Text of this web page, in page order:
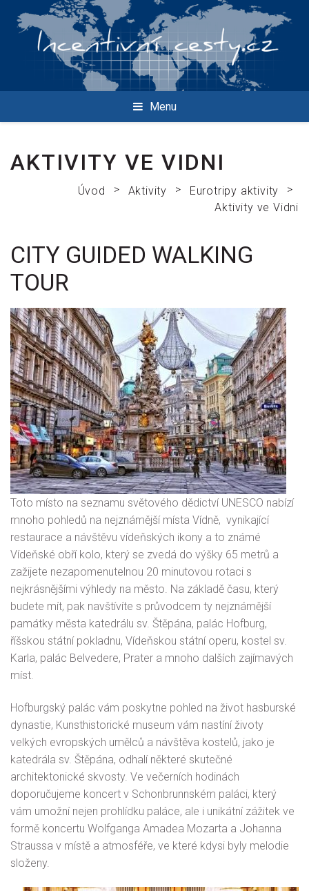
Menu
AKTIVITY VE VIDNI
Úvod > Aktivity > Eurotripy aktivity
>
Aktivity ve Vidni
CITY GUIDED WALKING
TOUR
Toto místo na seznamu světového dědictví UNESCO nabízí
mnoho pohledů na nejznámější místa Vídně, vynikající
restaurace a návštěvu vídeňských ikony a to známé
Vídeňské obří kolo, který se zvedá do výšky 65 metrů a
zažijete nezapomenutelnou 20 minutovou rotaci s
nejkrásnějšími výhledy na město. Na základě času, který
budete mít, pak navštívíte s průvodcem ty nejznámější
památky města katedrálu sv. Štěpána, palác Hofburg,
říšskou státní pokladnu, Vídeňskou státní operu, kostel sv.
Karla, palác Belvedere, Prater a mnoho dalších zajímavých
míst.
Hofburgský palác vám poskytne pohled na život hasburské
dynastie, Kunsthistorické museum vám nastíní životy
velkých evropských umělců a návštěva kostelů, jako je
katedrála sv. Štěpána, odhalí některé skutečné
architektonické skvosty. Ve večerních hodinách
doporučujeme koncert v Schonbrunnském paláci, který
vám umožní nejen prohlídku paláce, ale i unikátní zážitek ve
formě koncertu Wolfganga Amadea Mozarta a Johanna
Straussa v místě a atmosféře, ve které kdysi byly melodie
složeny.